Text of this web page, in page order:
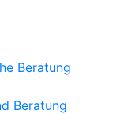
Beratung
Beratung